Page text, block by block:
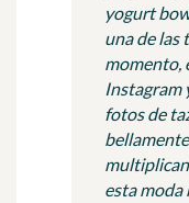
yogurt
una de las
momento,
Instagram
fotos de
esta moda